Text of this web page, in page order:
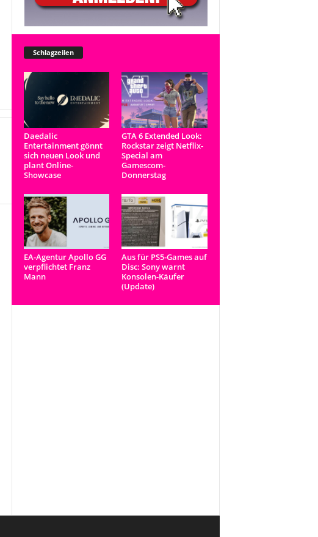
Schlagzeilen
Daedalic
Entertainment gönnt
sich neuen Look und
plant Online-
Showcase
GTA 6 Extended Look:
Rockstar zeigt Netflix-
Special am
Gamescom-
Donnerstag
EA-Agentur Apollo GG
verpflichtet Franz
Mann
Aus für PS5-Games auf
Disc: Sony warnt
Konsolen-Käufer
(Update)